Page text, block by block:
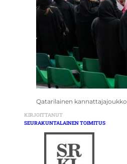
Qatarilainen kannattajajoukko.
KIRJOITTANUT
SEURAKUNTALAINEN TOIMITUS